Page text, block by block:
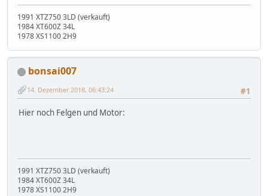
1991 XTZ750 3LD (verkauft)
1984 XT600Z 34L
1978 XS1100 2H9
bonsai007
#1
14. Dezember 2018, 06:43:24
Hier noch Felgen und Motor:
1991 XTZ750 3LD (verkauft)
1984 XT600Z 34L
1978 XS1100 2H9